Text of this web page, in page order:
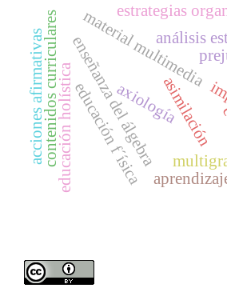
axiología
material multimedia
enseñanza del álgebra
educación holística
análisis
contenidos curriculareseducación f´ísica
estrategias
asimilación
acciones afirmativas